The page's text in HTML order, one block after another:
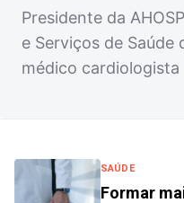
Presidente da
e Serviços de Saúde
médico cardiologista
SAÚDE
Formar